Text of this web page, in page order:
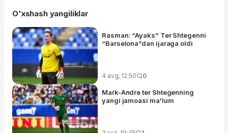
O'xshash yangiliklar
Rasman: “Ayaks” Ter Shtegenni
“Barselona”dan ijaraga oldi
4 avg, 12:50 0
Mark-Andre ter Shtegenning
yangi jamoasi ma'lum